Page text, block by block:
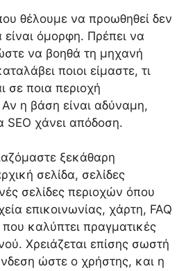
θέλουμε να προωθηθεί δεν
όμορφη. Πρέπει να
να βοηθά τη μηχανή
ποιοι είμαστε, τι
σε ποια περιοχή
η βάση είναι αδύναμη,
SEO χάνει απόδοση.
ξεκάθαρη
σελίδα, σελίδες
σελίδες περιοχών όπου
επικοινωνίας, χάρτη, FAQ
καλύπτει πραγματικές
Χρειάζεται επίσης σωστή
ώστε ο χρήστης, και η